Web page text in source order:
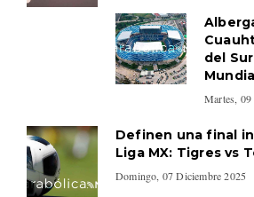
del
Martes,
Definen una final
Liga MX: Tigres vs
Domingo, 07 Diciembre 2025